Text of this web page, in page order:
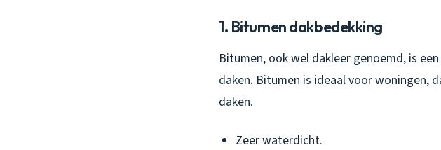
1. Bitumen dakbedekking
Bitumen, ook wel dakleer genoemd, is
daken. Bitumen is ideaal voor woningen,
daken.
Zeer waterdicht.